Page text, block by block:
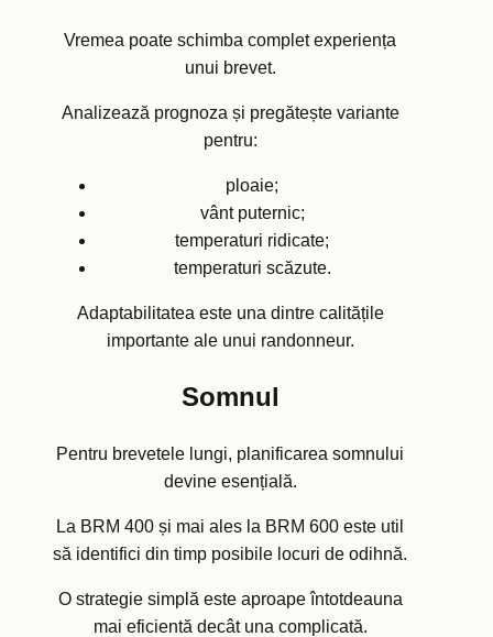
Vremea poate schimba complet experiența
unui brevet.
Analizează prognoza și pregătește variante
pentru:
ploaie;
vânt puternic;
temperaturi ridicate;
temperaturi scăzute.
Adaptabilitatea este una dintre calitățile
importante ale unui randonneur.
Somnul
Pentru brevetele lungi, planificarea somnului
devine esențială.
La BRM 400 și mai ales la BRM 600 este util
să identifici din timp posibile locuri de odihnă.
O strategie simplă este aproape întotdeauna
mai eficientă decât una complicată.